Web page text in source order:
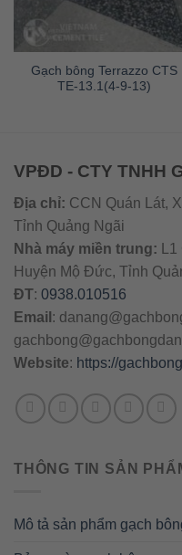
Gạch bông Terrazzo CTS
TE-13.1(4-9-13)
VPĐD - CTY TNHH
Địa chỉ: CCN Quán Lát,
Tỉnh Quảng Ngãi
Nhà máy miền trung:
Huyện Mộ Đức, Tỉnh
ĐT: 0938.010516
Email :
Website: https://
THÔNG TIN SẢN
Mô tả sản phẩm gạch